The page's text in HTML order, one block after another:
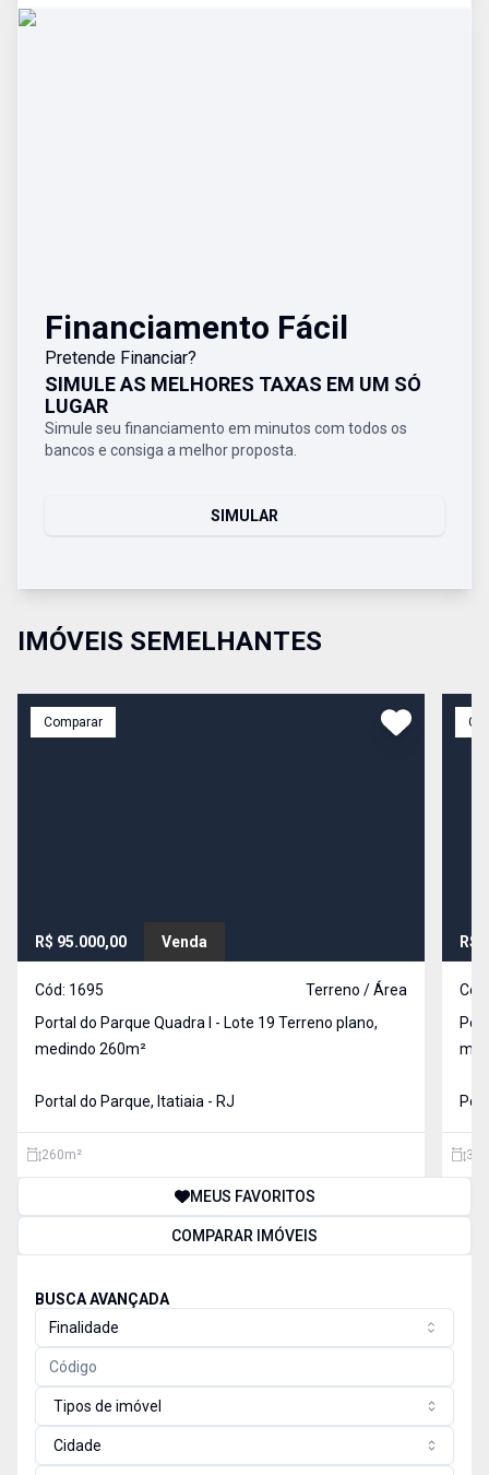
Financiamento Fácil
Pretende Financiar?
SIMULE AS MELHORES TAXAS EM UM SÓ
LUGAR
Simule seu financiamento em minutos com todos os
bancos e consiga a melhor proposta.
SIMULAR
IMÓVEIS SEMELHANTES
Comparar
R$ 95.000,00 Venda
Cód: 1695
Terreno / Área
Portal do Parque Quadra I - Lote 19 Terreno plano,
medindo 260m²
Portal do Parque, Itatiaia - RJ
260m²
R$
395
MEUS FAVORITOS
COMPARAR IMÓVEIS
BUSCA AVANÇADA
Finalidade
Tipos de imóvel
Cidade